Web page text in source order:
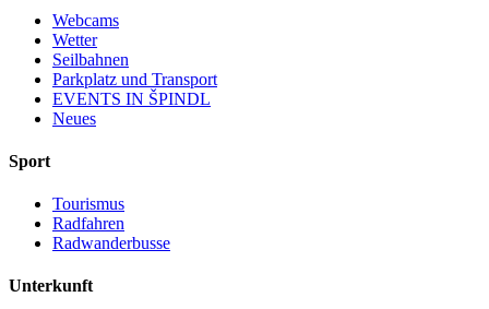
Webcams
Wetter
Seilbahnen
Parkplatz und Transport
EVENTS IN ŠPINDL
Neues
Sport
Tourismus
Radfahren
Radwanderbusse
Unterkunft